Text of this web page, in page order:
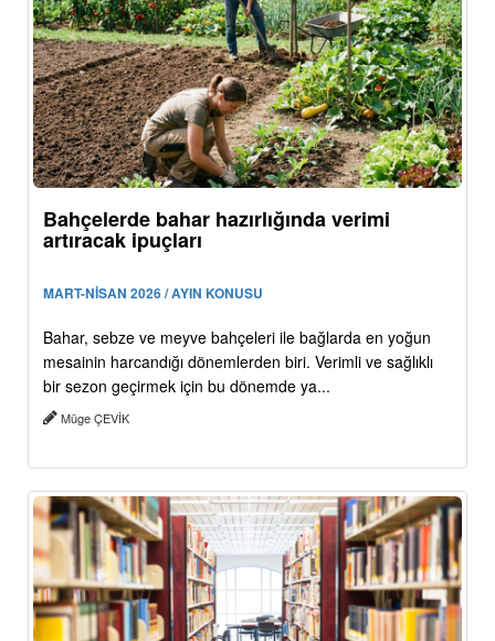
Bahçelerde bahar hazırlığında verimi
artıracak ipuçları
MART-NİSAN 2026 / AYIN KONUSU
Bahar, sebze ve meyve bahçeleri ile bağlarda en yoğun
mesainin harcandığı dönemlerden biri. Verimli ve sağlıklı
bir sezon geçirmek için bu dönemde ya...
Müge ÇEVİK